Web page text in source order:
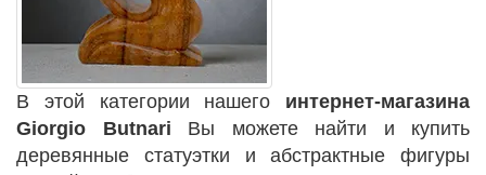
В этой категории нашего интернет-магазина
Giorgio Butnari Вы можете найти и купить
деревянные статуэтки и абстрактные фигуры